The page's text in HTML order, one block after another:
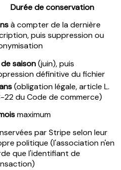
Durée de conservation
à compter de la dernière
puis suppression ou
de saison(juin), puis
définitive du fichier
(obligation légale, article L.
22 du Code de commerce)
maximum
par Stripe selon leur
politique (l'association n'en
que l'identifiant de